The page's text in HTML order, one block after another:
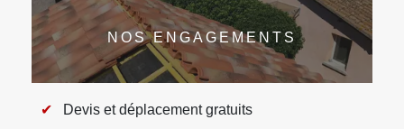
NOS ENGAGEMENTS
Devis et déplacement gratuits